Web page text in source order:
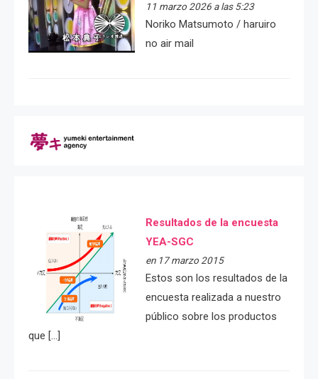
11 marzo 2026 a las 5:23
Noriko Matsumoto / haruiro
no air mail
Resultados de la encuesta
YEA-SGC
en 17 marzo 2015
Estos son los resultados de la
encuesta realizada a nuestro
público sobre los productos
que […]